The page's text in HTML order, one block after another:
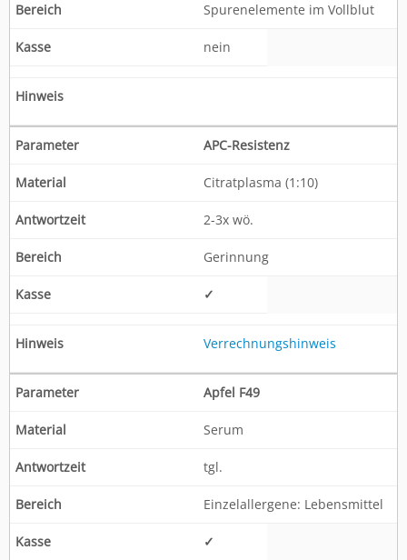
Spurenelemente im Vollblut
nein
APC-Resistenz
Citratplasma (1:10)
2-3x wö.
Gerinnung
✓
Verrechnungshinweis
Apfel F49
Serum
tgl.
Einzelallergene: Lebensmittel
✓